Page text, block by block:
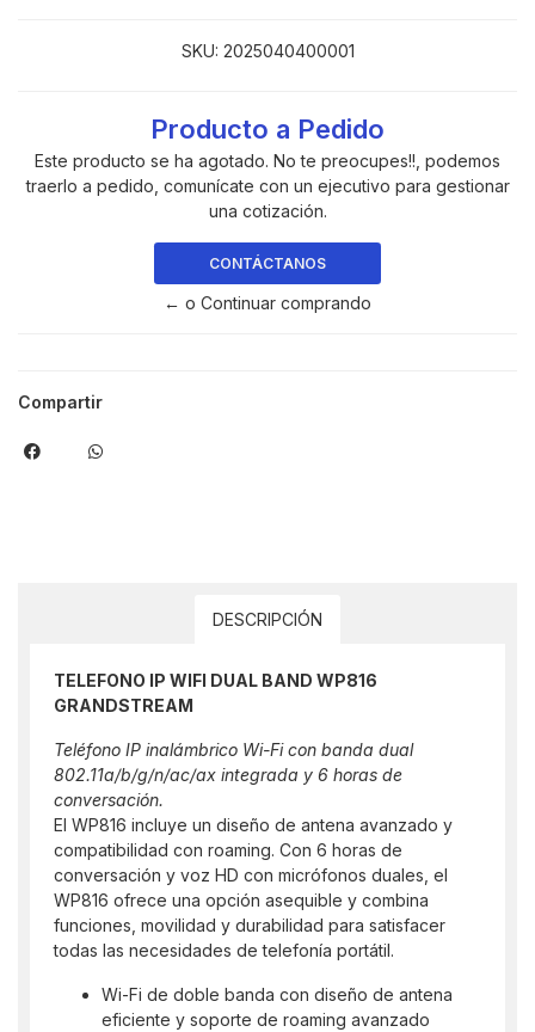
SKU: 2025040400001
Producto a Pedido
Este producto se ha agotado. No te preocupes!!, podemos
traerlo a pedido, comunícate con un ejecutivo para gestionar
una cotización.
CONTÁCTANOS
← o Continuar comprando
Compartir
DESCRIPCIÓN
TELEFONO IP WIFI DUAL BAND WP816
GRANDSTREAM
Teléfono IP inalámbrico Wi-Fi con banda dual
802.11a/b/g/n/ac/ax integrada y 6 horas de
conversación.
El WP816 incluye un diseño de antena avanzado y
compatibilidad con roaming. Con 6 horas de
conversación y voz HD con micrófonos duales, el
WP816 ofrece una opción asequible y combina
funciones, movilidad y durabilidad para satisfacer
todas las necesidades de telefonía portátil.
Wi-Fi de doble banda con diseño de antena
eficiente y soporte de roaming avanzado